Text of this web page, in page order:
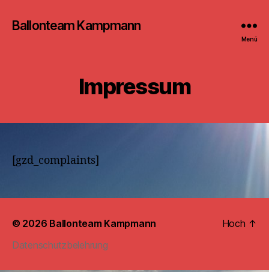
Ballonteam Kampmann
Menü
Impressum
[gzd_complaints]
© 2026 Ballonteam Kampmann
Datenschutzbelehrung
Hoch ↑